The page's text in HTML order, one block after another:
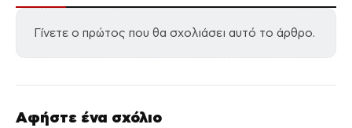
Γίνετε ο πρώτος που θα σχολιάσει αυτό το άρθρο.
Αφήστε ένα σχόλιο